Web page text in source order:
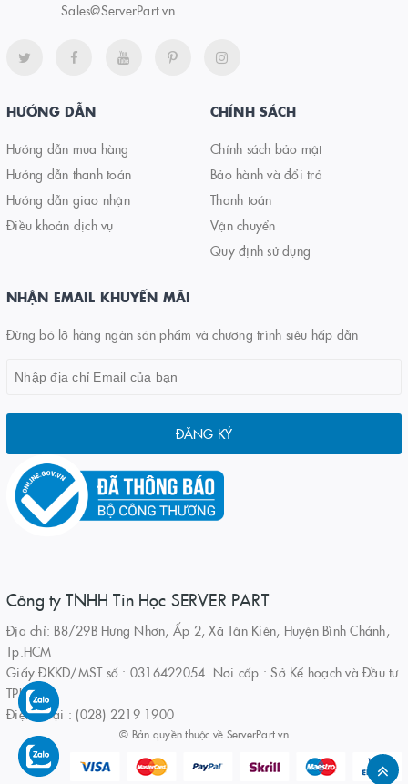
Sales@ServerPart.vn
HƯỚNG DẪN
Hướng dẫn mua hàng
Hướng dẫn thanh toán
Hướng dẫn giao nhận
Điều khoản dịch vụ
CHÍNH SÁCH
Chính sách bảo mật
Bảo hành và đổi trả
Thanh toán
Vận chuyển
Quy định sử dụng
NHẬN EMAIL KHUYẾN MÃI
Đừng bỏ lỡ hàng ngàn sản phẩm và chương trình siêu hấp dẫn
ĐĂNG KÝ
Công ty TNHH Tin Học SERVER PART
Địa chỉ: B8/29B Hưng Nhơn, Ấp 2, Xã Tân Kiên, Huyện Bình Chánh,
Tp.HCM
Giấy ĐKKD/MST số : 0316422054. Nơi cấp : Sở Kế hoạch và Đầu tư
TPHCM
Điện thoại : (028) 2219 1900
© Bản quyền thuộc về ServerPart.vn